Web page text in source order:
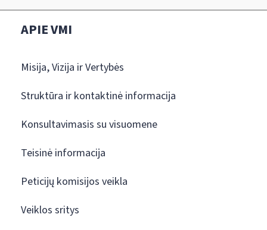
APIE VMI
Misija, Vizija ir Vertybės
Struktūra ir kontaktinė informacija
Konsultavimasis su visuomene
Teisinė informacija
Peticijų komisijos veikla
Veiklos sritys